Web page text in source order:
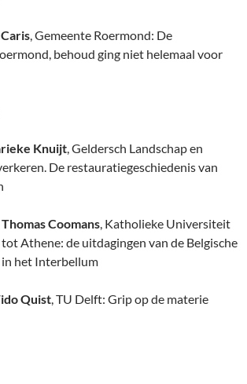
, Gemeente Roermond: De
behoud ging niet helemaal voor
Knuijt , Geldersch Landschap en
De restauratiegeschiedenis van
Coomans , Katholieke Universiteit
Athene: de uitdagingen van de Belgische
het Interbellum
Quist , TU Delft: Grip op de materie